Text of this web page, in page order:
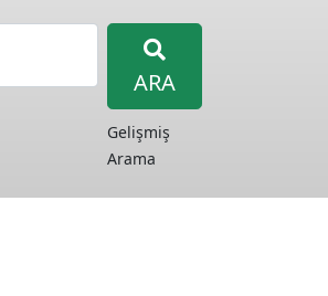
ARA
Gelişmiş
Arama